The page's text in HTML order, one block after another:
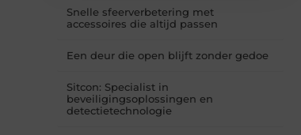
Snelle sfeerverbetering met
accessoires die altijd passen
Een deur die open blijft zonder gedoe
Sitcon: Specialist in
beveiligingsoplossingen en
detectietechnologie